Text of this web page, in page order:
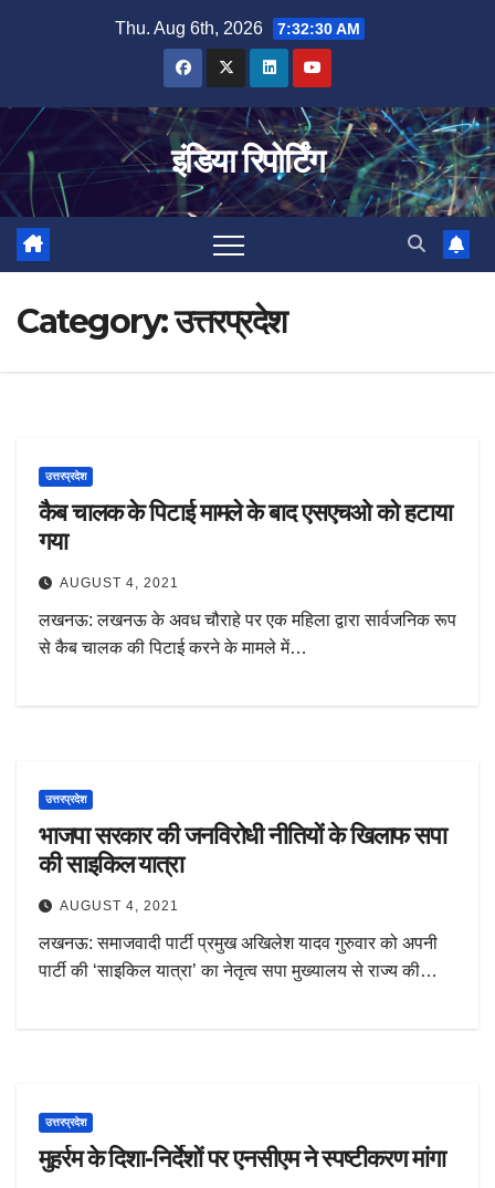
Thu. Aug 6th, 2026 7:32:31 AM
इंडिया रिपोर्टिंग
Category:उत्तरप्रदेश
उत्तरप्रदेश
कैब चालक के पिटाई मामले के बाद एसएचओ को हटाया
गया
AUGUST 4, 2021
लखनऊ: लखनऊ के अवध चौराहे पर एक महिला द्वारा सार्वजनिक रूप
से कैब चालक की पिटाई करने के मामले में…
उत्तरप्रदेश
भाजपा सरकार की जनविरोधी नीतियों के खिलाफ सपा
की साइकिल यात्रा
AUGUST 4, 2021
लखनऊ: समाजवादी पार्टी प्रमुख अखिलेश यादव गुरुवार को अपनी
पार्टी की ‘साइकिल यात्रा’ का नेतृत्व सपा मुख्यालय से राज्य की…
उत्तरप्रदेश
मुहर्रम के दिशा-निर्देशों पर एनसीएम ने स्पष्टीकरण मांगा